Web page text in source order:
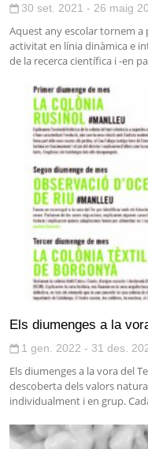
30 set. 2021 - 26 maig
Aquest any escolar tornem a
activitat en línia dinàmica e
de la recerca científica i -en
Els diumenges a la
1 gen. 2022 - 31 des.
Els diumenges a la vora del
descoberta dels valors
individualment i en grup.